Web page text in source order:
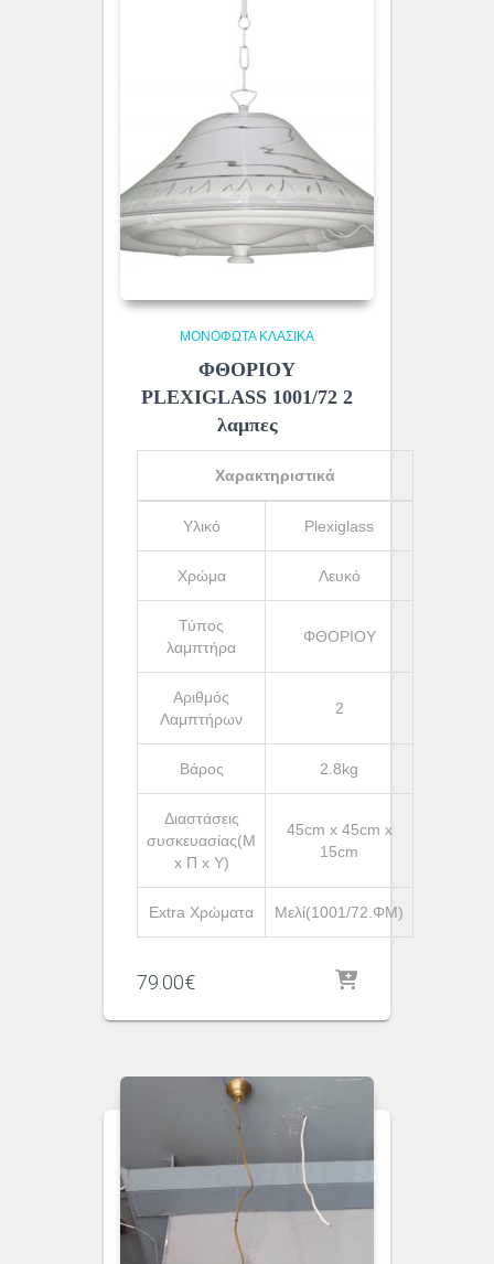
ΜΟΝΌΦΩΤΑ ΚΛΑΣΙΚΆ
ΦΘΟΡΙΟΥ
PLEXIGLASS 1001/72 2
λαμπες
Χαρακτηριστικά
Υλικό Plexiglass
Χρώμα Λευκό
Τύπος
λαμπτήρα
ΦΘΟΡΙΟΥ
Αριθμός
Λαμπτήρων
2
Βάρος 2.8kg
Διαστάσεις
συσκευασίας(Μ
x Π x Υ)
45cm x 45cm x
15cm
Extra Χρώματα Μελί(1001/72.ΦΜ)
79.00€